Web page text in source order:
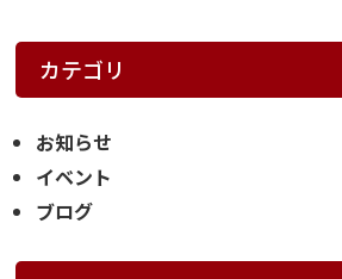
カテゴリ
お知らせ
イベント
ブログ